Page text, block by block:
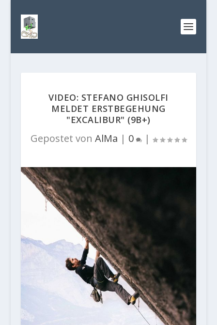
VIDEO: STEFANO GHISOLFI
MELDET ERSTBEGEHUNG
"EXCALIBUR" (9B+)
Gepostet von AlMa | 0 |